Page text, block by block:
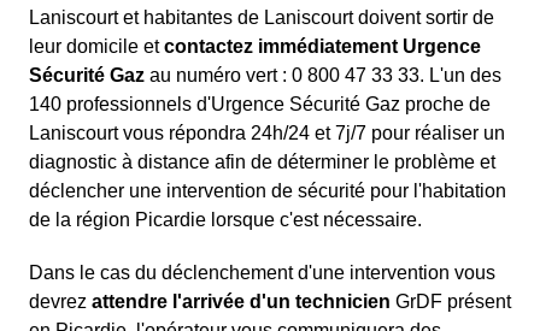
Laniscourt et habitantes de Laniscourt doivent sortir de
leur domicile etcontactez immédiatement Urgence
Sécurité Gaz au numéro vert : 0 800 47 33 33. L'un des
140 professionnels d'Urgence Sécurité Gaz proche de
Laniscourt vous répondra 24h/24 et 7j/7 pour réaliser un
diagnostic à distance afin de déterminer le problème et
déclencher une intervention de sécurité pour l'habitation
de la région Picardie lorsque c'est nécessaire.
Dans le cas du déclenchement d'une intervention vous
devrez attendre l'arrivée d'un technicien GrDF présent